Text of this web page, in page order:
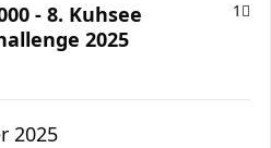
- 8. Kuhsee
2025
1
2025